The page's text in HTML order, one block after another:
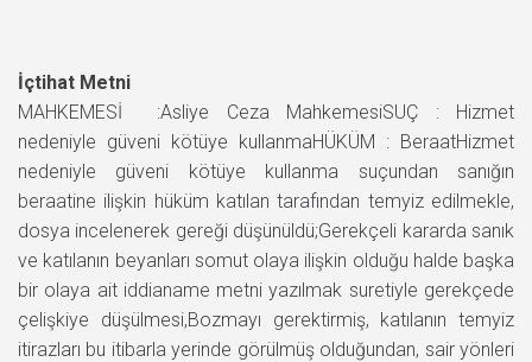
İçtihat Metni
MAHKEMESİ :Asliye Ceza MahkemesiSUÇ : Hizmet
nedeniyle güveni kötüye kullanmaHÜKÜM : BeraatHizmet
nedeniyle güveni kötüye kullanma suçundan sanığın
beraatine ilişkin hüküm katılan tarafından temyiz edilmekle,
dosya incelenerek gereği düşünüldü;Gerekçeli kararda sanık
ve katılanın beyanları somut olaya ilişkin olduğu halde başka
bir olaya ait iddianame metni yazılmak suretiyle gerekçede
çelişkiye düşülmesi,Bozmayı gerektirmiş, katılanın temyiz
itirazları bu itibarla yerinde görülmüş olduğundan, sair yönleri